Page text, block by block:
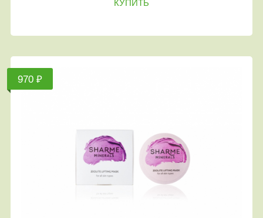
КУПИТЬ
970 ₽